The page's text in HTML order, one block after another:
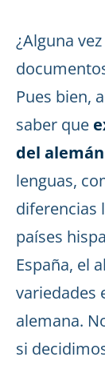
¿Alguna
Pues bien,
saber que
del alemán
lenguas,
diferencias
países
España, el
variedades
alemana.
si